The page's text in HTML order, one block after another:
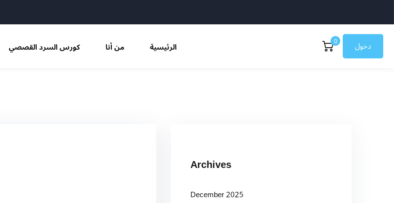
كورس السرد القصصي من أنا الرئيسية 0 دخول
Archives
December 2025
Sign in Sign up